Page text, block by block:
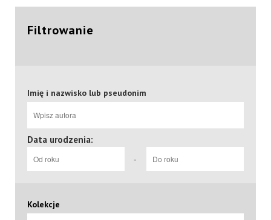
Filtrowanie
Imię i nazwisko lub pseudonim
Data urodzenia:
-
Kolekcje